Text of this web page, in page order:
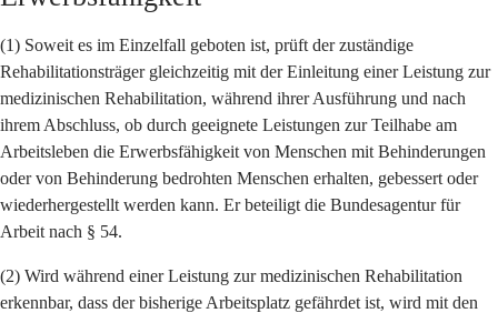
(1) Soweit es im Einzelfall geboten ist, prüft der zuständige
Rehabilitationsträger gleichzeitig mit der Einleitung einer Leistung zur
medizinischen Rehabilitation, während ihrer Ausführung und nach
ihrem Abschluss, ob durch geeignete Leistungen zur Teilhabe am
Arbeitsleben die Erwerbsfähigkeit von Menschen mit Behinderungen
oder von Behinderung bedrohten Menschen erhalten, gebessert oder
wiederhergestellt werden kann. Er beteiligt die Bundesagentur für
Arbeit nach § 54.
(2) Wird während einer Leistung zur medizinischen Rehabilitation
erkennbar, dass der bisherige Arbeitsplatz gefährdet ist, wird mit den